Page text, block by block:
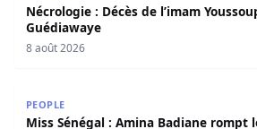
Nécrologie : Décès de l’imam
Guédiawaye
8 août 2026
PEOPLE
Miss Sénégal : Amina Badiane rompt